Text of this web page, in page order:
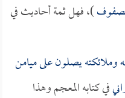
)، فهل ثمة أحاديث في
وملائكته يصلون على ميامن
في كتابه المعجم وهذا